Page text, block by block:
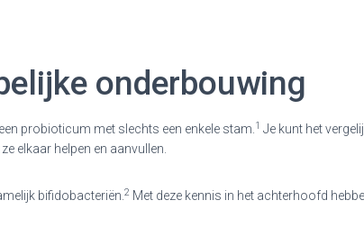
onderbouwing
probioticum met slechts een enkele stam.1 Je kunt het
elkaar helpen en aanvullen.
bifidobacteriën.2 Met deze kennis in het achterhoofd